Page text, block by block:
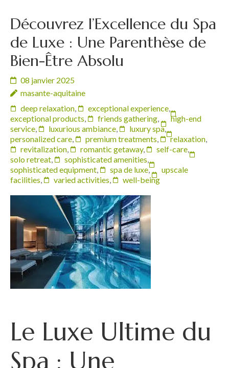
Découvrez l’Excellence du Spa
de Luxe : Une Parenthèse de
Bien-Être Absolu
08 janvier 2025
masante-aquitaine
deep relaxation, exceptional experience,
exceptional products, friends gathering,
high-end
service, luxurious ambiance, luxury spa,
personalized care, premium treatments, relaxation,
revitalization, romantic getaway, self-care,
solo retreat, sophisticated amenities,
sophisticated equipment, spa de luxe,
upscale
facilities, varied activities, well-being
Le Luxe Ultime du
Spa : Une